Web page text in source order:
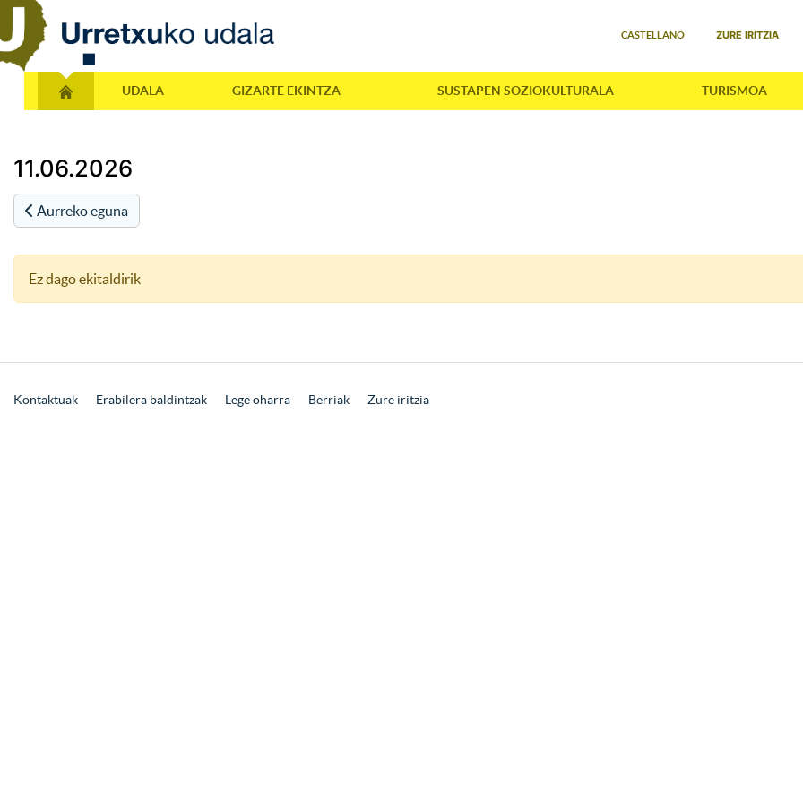
CASTELLANO ZURE IRITZIA
UDALA GIZARTE EKINTZA SUSTAPEN SOZIOKULTURALA TURISMOA
11.06.2026
Aurreko eguna
Ez dago ekitaldirik
Kontaktuak Erabilera baldintzak Lege oharra Berriak Zure iritzia